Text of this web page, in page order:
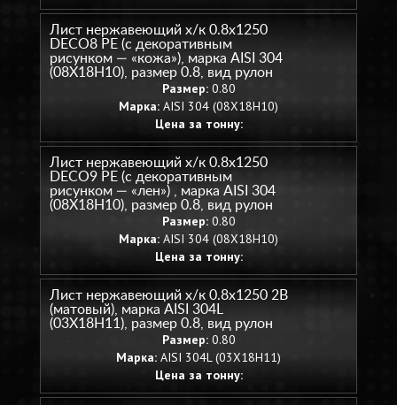
Лист нержавеющий х/к 0.8х1250
DECO8 PE (с декоративным
рисунком — «кожа»), марка AISI 304
(08Х18Н10), размер 0.8, вид рулон
Размер:0.80
Марка: AISI 304 (08Х18Н10)
Цена за тонну:
Лист нержавеющий х/к 0.8х1250
DECO9 PE (с декоративным
рисунком — «лен») , марка AISI 304
(08Х18Н10), размер 0.8, вид рулон
Размер:0.80
Марка: AISI 304 (08Х18Н10)
Цена за тонну:
Лист нержавеющий х/к 0.8х1250 2B
(матовый), марка AISI 304L
(03Х18Н11), размер 0.8, вид рулон
Размер:0.80
Марка: AISI 304L (03Х18Н11)
Цена за тонну: